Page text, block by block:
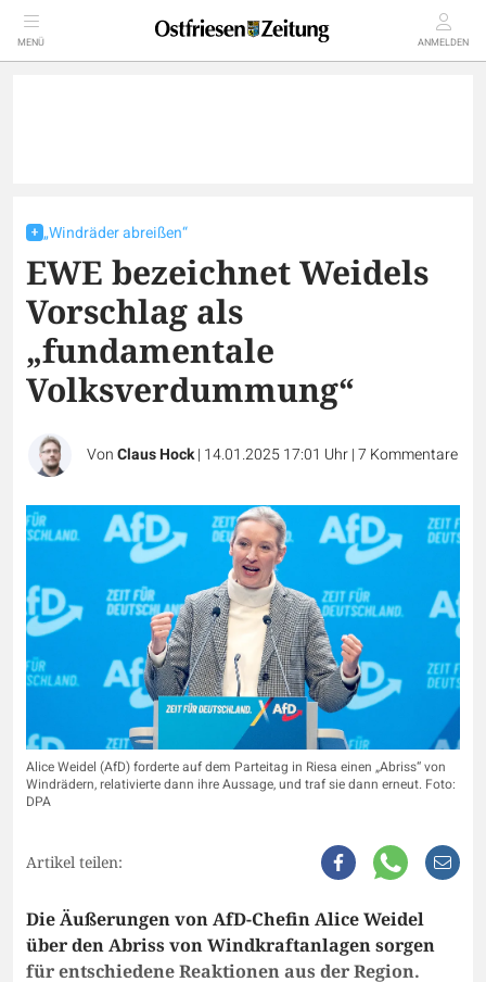
MENÜ ANMELDEN
„Windräder abreißen“
EWE bezeichnet Weidels
Vorschlag als
„fundamentale
Volksverdummung“
VonClaus Hock| 14.01.2025 17:01 Uhr|7 Kommentare
Alice Weidel (AfD) forderte auf dem Parteitag in Riesa einen „Abriss“ von
Windrädern, relativierte dann ihre Aussage, und traf sie dann erneut. Foto:
DPA
Artikel teilen:
Die Äußerungen von AfD-Chefin Alice Weidel
über den Abriss von Windkraftanlagen sorgen
für entschiedene Reaktionen aus der Region.